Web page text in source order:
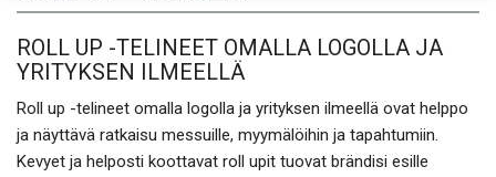
ROLL UP -TELINEET OMALLA LOGOLLA JA
YRITYKSEN ILMEELLÄ
Roll up -telineet omalla logolla ja yrityksen ilmeellä ovat helppo
ja näyttävä ratkaisu messuille, myymälöihin ja tapahtumiin.
Kevyet ja helposti koottavat roll upit tuovat brändisi esille